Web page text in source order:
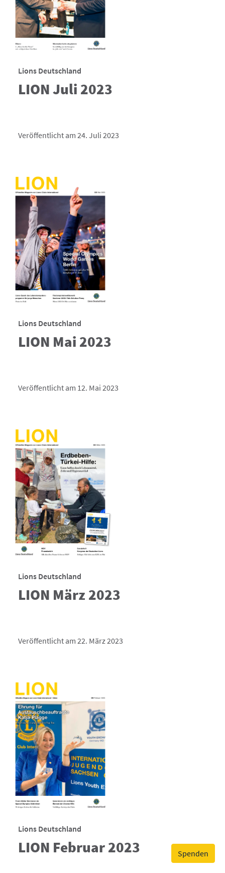
Spenden
Lions Deutschland
LION Juli 2023
Veröffentlicht am 24. Juli 2023
Lions Deutschland
LION Mai 2023
Veröffentlicht am 12. Mai 2023
Lions Deutschland
LION März 2023
Veröffentlicht am 22. März 2023
Lions Deutschland
LION Februar 2023